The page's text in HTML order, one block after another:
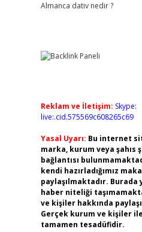
Almanca dativ nedir ?
Reklam ve İletişim: Skype:
live:.cid.575569c608265c69
Yasal Uyarı: Bu internet
marka, kurum veya
bağlantısı
kendi hazırladığımız
paylaşılmaktadır.
haber niteliği
ve kişiler hakkında
Gerçek kurum ve kişiler
tamamen tesadüfidir.